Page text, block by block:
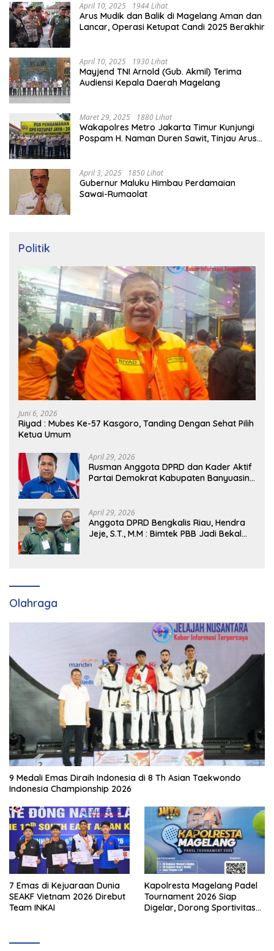
April 10, 2025 1944 Lihat
Arus Mudik dan Balik di Magelang Aman dan
Lancar, Operasi Ketupat Candi 2025 Berakhir
April 10, 2025 1930 Lihat
Mayjend TNI Arnold (Gub. Akmil) Terima
Audiensi Kepala Daerah Magelang
Maret 29, 2025 1880 Lihat
Wakapolres Metro Jakarta Timur Kunjungi
Pospam H. Naman Duren Sawit, Tinjau Arus
April 3, 2025 1850 Lihat
Gubernur Maluku Himbau Perdamaian
Sawai-Rumaolat
Politik
Juni 6, 2026
Riyad : Mubes Ke-57 Kasgoro, Tanding Dengan Sehat Pilih
Ketua Umum
April 29, 2026
Rusman Anggota DPRD dan Kader Aktif
Partai Demokrat Kabupaten Banyuasin
April 29, 2026
Anggota DPRD Bengkalis Riau, Hendra
Jeje, S.T., M.M : Bimtek PBB Jadi Bekal
Olahraga
9 Medali Emas Diraih Indonesia di 8 Th Asian Taekwondo
Indonesia Championship 2026
7 Emas di Kejuaraan Dunia
SEAKF Vietnam 2026 Direbut
Team INKAI
Kapolresta Magelang Padel
Tournament 2026 Siap
Digelar, Dorong Sportivitas